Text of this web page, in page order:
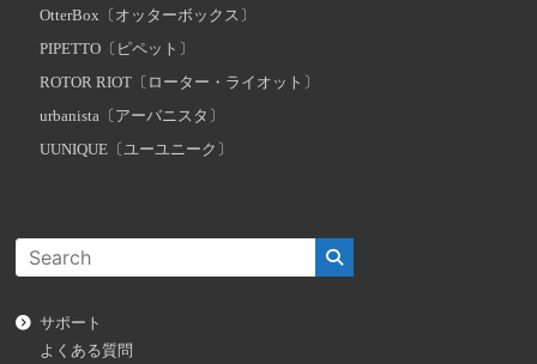
OtterBox〔オッターボックス〕
PIPETTO〔ピペット〕
ROTOR RIOT〔ローター・ライオット〕
urbanista〔アーバニスタ〕
UUNIQUE〔ユーユニーク〕
サポート
よくある質問